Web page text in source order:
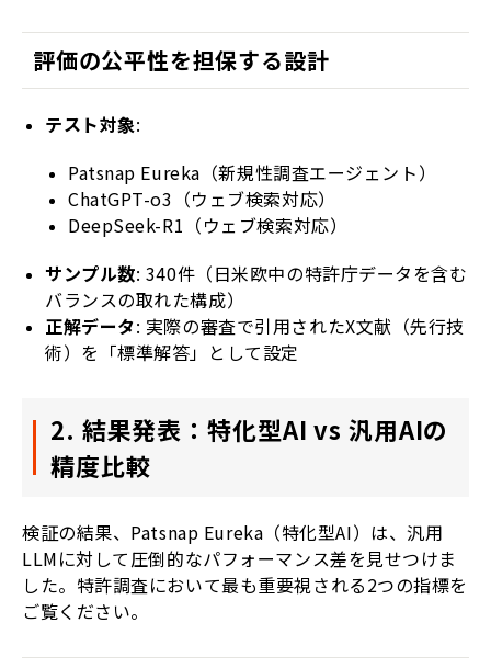
評価の公平性を担保する設計
テスト対象:
Patsnap Eureka（新規性調査エージェント）
ChatGPT-o3（ウェブ検索対応）
DeepSeek-R1（ウェブ検索対応）
サンプル数: 340件（日米欧中の特許庁データを含む
バランスの取れた構成）
正解データ: 実際の審査で引用されたX文献（先行技
術）を「標準解答」として設定
2. 結果発表：特化型AI vs 汎用AIの
精度比較
検証の結果、Patsnap Eureka（特化型AI）は、汎用
LLMに対して圧倒的なパフォーマンス差を見せつけま
した。特許調査において最も重要視される2つの指標を
ご覧ください。